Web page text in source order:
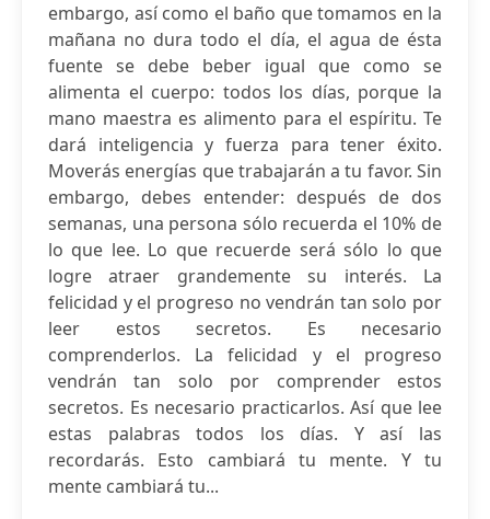
embargo, así como el baño que tomamos en la
mañana no dura todo el día, el agua de ésta
fuente se debe beber igual que como se
alimenta el cuerpo: todos los días, porque la
mano maestra es alimento para el espíritu. Te
dará inteligencia y fuerza para tener éxito.
Moverás energías que trabajarán a tu favor. Sin
embargo, debes entender: después de dos
semanas, una persona sólo recuerda el 10% de
lo que lee. Lo que recuerde será sólo lo que
logre atraer grandemente su interés. La
felicidad y el progreso no vendrán tan solo por
leer estos secretos. Es necesario
comprenderlos. La felicidad y el progreso
vendrán tan solo por comprender estos
secretos. Es necesario practicarlos. Así que lee
estas palabras todos los días. Y así las
recordarás. Esto cambiará tu mente. Y tu
mente cambiará tu...